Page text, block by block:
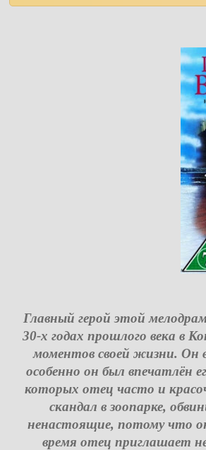
Главный герой этой
30-х годах прошлого века в
моментов своей жизни. Он
особенно он был впечатлён
которых отец часто и
скандал в зоопарке,
ненастоящие, потому что
время отец приглашает